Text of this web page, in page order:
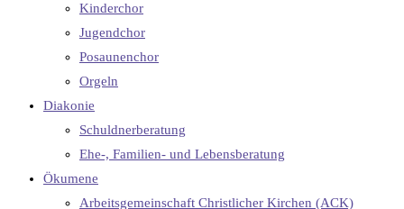
Kinderchor
Jugendchor
Posaunenchor
Orgeln
Diakonie
Schuldnerberatung
Ehe-, Familien- und Lebensberatung
Ökumene
Arbeitsgemeinschaft Christlicher Kirchen (ACK)